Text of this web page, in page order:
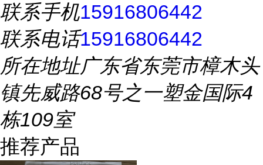
联系手机15916806442
联系电话15916806442
所在地址广东省东莞市樟木头
镇先威路68号之一塑金国际4
栋109室
推荐产品